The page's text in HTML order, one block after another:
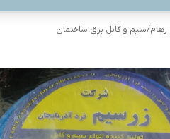
رهام/سیم و کابل برق ساختمان